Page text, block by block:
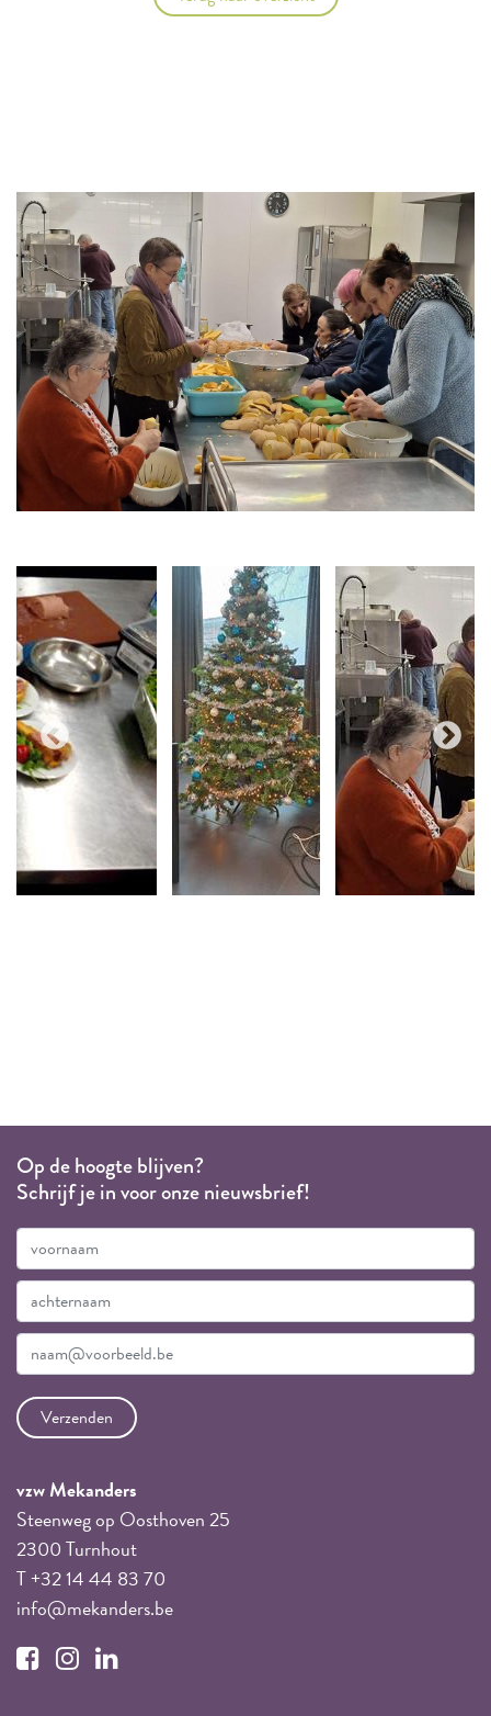
Op de hoogte blijven?
Schrijf je in voor onze nieuwsbrief!
vzw Mekanders
Steenweg op Oosthoven 25
2300 Turnhout
T +32 14 44 83 70
info@mekanders.be